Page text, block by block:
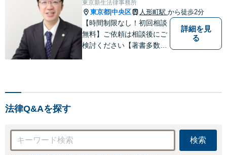
24年7月-2026年7月現
在）】
東京新生法律事務所
東京都 中央区 人形町駅 から徒歩2分
【時間制限なし！初回相談
無料】ご依頼は相談後にご
検討ください【著書多数】
詳細を見
る
法律Q&Aを探す
検索